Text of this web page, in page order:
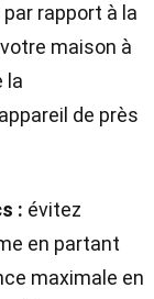
par rapport à la
maison à
la
de près
: évitez
en partant
maximale en